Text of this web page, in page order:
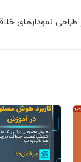
طراحی نمودارهای